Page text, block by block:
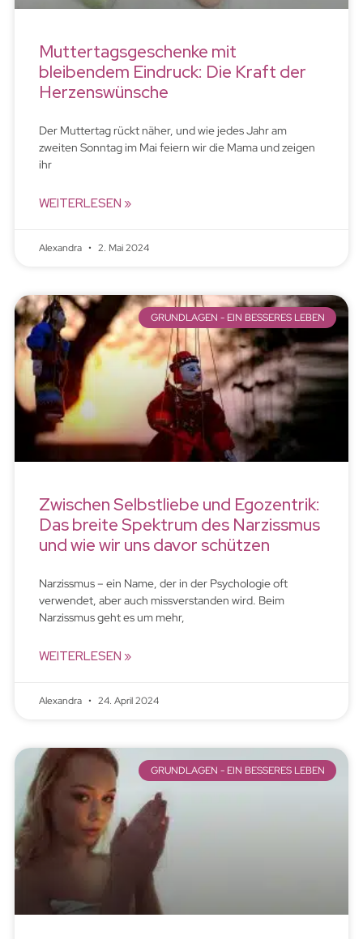
Muttertagsgeschenke mit
bleibendem Eindruck: Die Kraft der
Herzenswünsche
Der Muttertag rückt näher, und wie jedes Jahr am
zweiten Sonntag im Mai feiern wir die Mama und zeigen
ihr
WEITERLESEN »
Alexandra 2. Mai 2024
GRUNDLAGEN - EIN BESSERES LEBEN
Zwischen Selbstliebe und Egozentrik:
Das breite Spektrum des Narzissmus
und wie wir uns davor schützen
Narzissmus – ein Name, der in der Psychologie oft
verwendet, aber auch missverstanden wird. Beim
Narzissmus geht es um mehr,
WEITERLESEN »
Alexandra 24. April 2024
GRUNDLAGEN - EIN BESSERES LEBEN